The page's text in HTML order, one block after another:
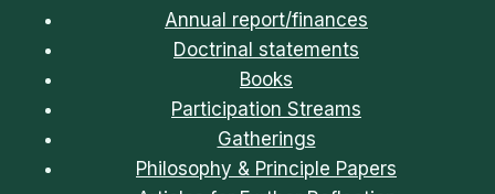
Annual report/finances
Doctrinal statements
Books
Participation Streams
Gatherings
Philosophy & Principle Papers